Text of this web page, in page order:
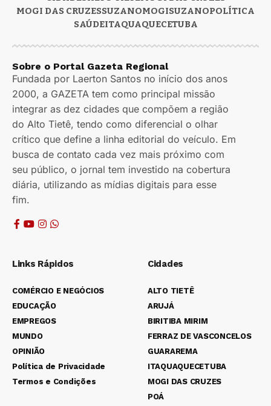
MOGI DAS CRUZESSUZANOMOGISUZANOPOLÍTICA
SAÚDEITAQUAQUECETUBA
Sobre o Portal Gazeta Regional
Fundada por Laerton Santos no início dos anos
2000, a GAZETA tem como principal missão
integrar as dez cidades que compõem a região
do Alto Tietê, tendo como diferencial o olhar
crítico que define a linha editorial do veículo. Em
busca de contato cada vez mais próximo com
seu público, o jornal tem investido na cobertura
diária, utilizando as mídias digitais para esse
fim.
Links Rápidos
COMÉRCIO E NEGÓCIOS
EDUCAÇÃO
EMPREGOS
MUNDO
OPINIÃO
Política de Privacidade
Termos e Condições
Cidades
ALTO TIETÊ
ARUJÁ
BIRITIBA MIRIM
FERRAZ DE VASCONCELOS
GUARAREMA
ITAQUAQUECETUBA
MOGI DAS CRUZES
POÁ